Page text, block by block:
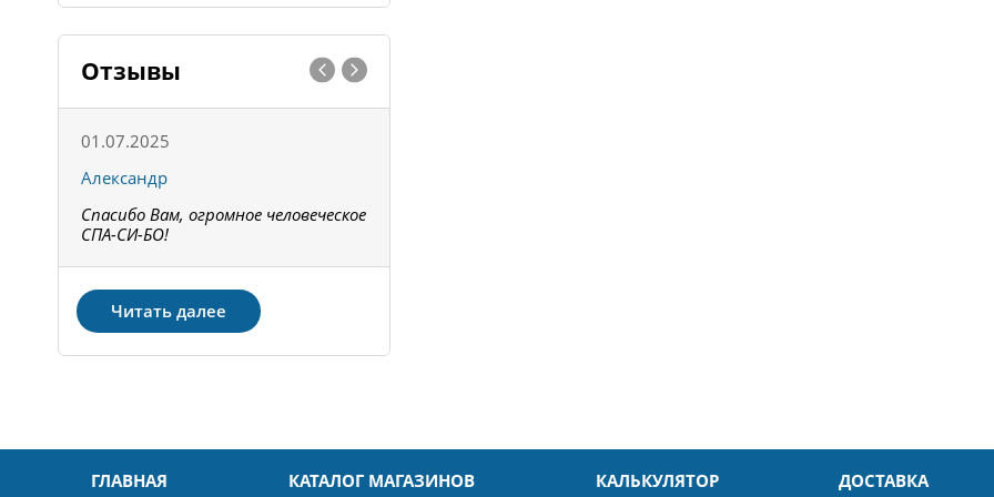
Отзывы
01.07.2025
Александр
Спасибо Вам, огромное человеческое
СПА-СИ-БО!
Читать далее
ГЛАВНАЯ КАТАЛОГ МАГАЗИНОВ КАЛЬКУЛЯТОР ДОСТАВКА